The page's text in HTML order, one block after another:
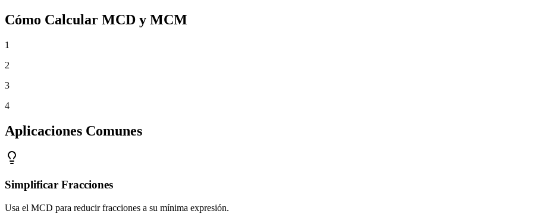
Cómo Calcular MCD y MCM
1
2
3
4
Aplicaciones Comunes
Simplificar Fracciones
Usa el MCD para reducir fracciones a su mínima expresión.